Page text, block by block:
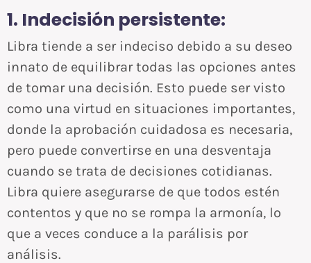
1. Indecisión persistente:
Libra tiende a ser indeciso debido a su deseo
innato de equilibrar todas las opciones antes
de tomar una decisión. Esto puede ser visto
como una virtud en situaciones importantes,
donde la aprobación cuidadosa es necesaria,
pero puede convertirse en una desventaja
cuando se trata de decisiones cotidianas.
Libra quiere asegurarse de que todos estén
contentos y que no se rompa la armonía, lo
que a veces conduce a la parálisis por
análisis.